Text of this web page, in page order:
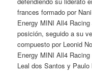
frances formado por
Energy MINI All4
posición, seguido a su
compuesto por Leonid
Energy MINI All4
Leal dos Santos y